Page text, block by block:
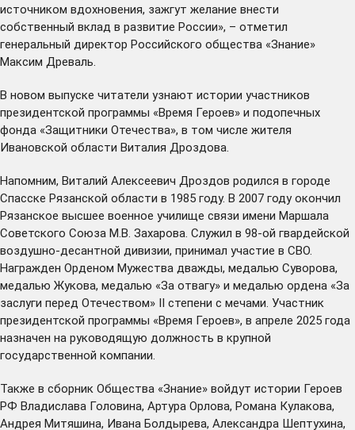
источником вдохновения, зажгут желание внести
собственный вклад в развитие России», – отметил
генеральный директор Российского общества «Знание»
Максим Древаль.
В новом выпуске читатели узнают истории участников
президентской программы «Время Героев» и подопечных
фонда «Защитники Отечества», в том числе жителя
Ивановской области Виталия Дроздова.
Напомним, Виталий Алексеевич Дроздов родился в городе
Спасске Рязанской области в 1985 году. В 2007 году окончил
Рязанское высшее военное училище связи имени Маршала
Советского Союза М.В. Захарова. Служил в 98-ой гвардейской
воздушно-десантной дивизии, принимал участие в СВО.
Награжден Орденом Мужества дважды, медалью Суворова,
медалью Жукова, медалью «За отвагу» и медалью ордена «За
заслуги перед Отечеством» II степени с мечами. Участник
президентской программы «Время Героев», в апреле 2025 года
назначен на руководящую должность в крупной
государственной компании.
Также в сборник Общества «Знание» войдут истории Героев
РФ Владислава Головина, Артура Орлова, Романа Кулакова,
Андрея Митяшина, Ивана Болдырева, Александра Шептухина,